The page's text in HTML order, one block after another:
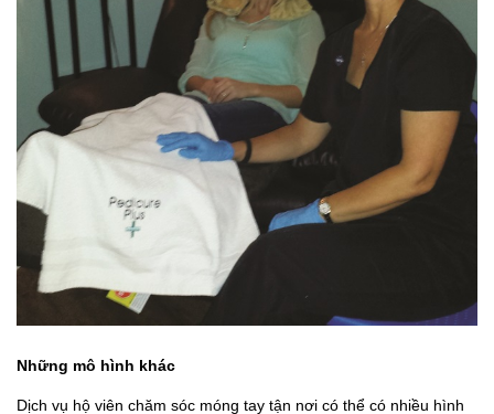
Những mô hình khác
Dịch vụ hộ viên chăm sóc móng tay tận nơi có thể có nhiều hình